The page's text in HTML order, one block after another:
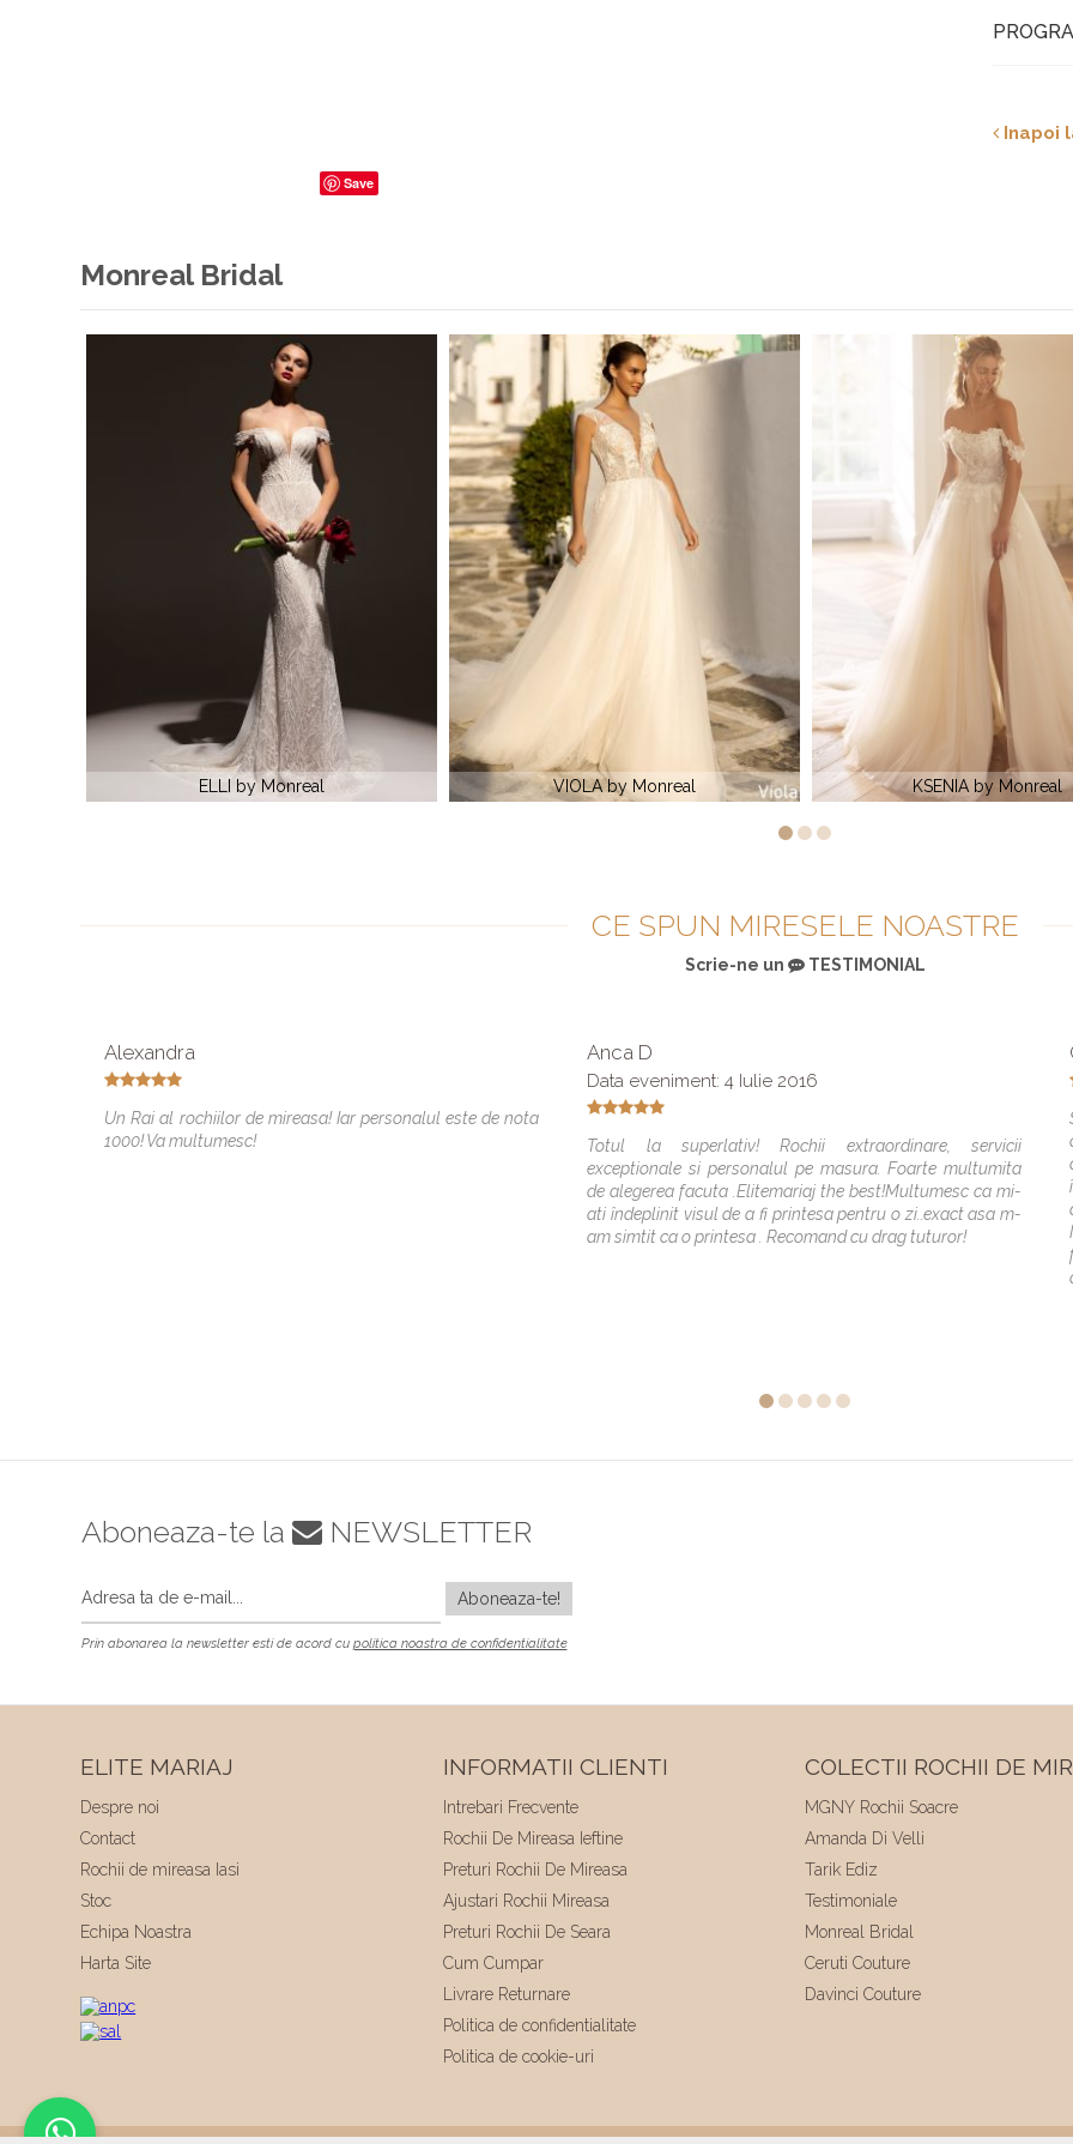
Inapoi
Save
Monreal Bridal
VIOLA by Monreal KSENIA by Monreal LALLI by Monreal
CE SPUN MIRESELE NOASTRE
Scrie-ne un TESTIMONIAL
Alexandra
Un Rai al rochiilor de mireasa! Iar personalul este de nota
1000! Va multumesc!
Anca D
Data eveniment: 4 Iulie 2016
Totul la superlativ! Rochii extraordinare, servicii
exceptionale si personalul pe masura. Foarte multumita
de alegerea facuta .Elitemariaj the best!Multumesc ca mi-
ati îndeplinit visul de a fi printesa pentru o zi..exact asa m-
am simtit ca o printesa . Recomand cu drag tuturor!
Aboneaza-te la NEWSLETTER
Prin abonarea la newsletter esti de acord cu politica noastra de confidentialitate
ELITE MARIAJ
Despre noi
Contact
Rochii de mireasa Iasi
Stoc
Echipa Noastra
Harta Site
INFORMATII CLIENTI
Intrebari Frecvente
Rochii De Mireasa Ieftine
Preturi Rochii De Mireasa
Ajustari Rochii Mireasa
Preturi Rochii De Seara
Cum Cumpar
Livrare Returnare
Politica de confidentialitate
Politica de cookie-uri
COLECTII ROCHII DE
MGNY Rochii Soacre
Amanda Di Velli
Tarik Ediz
Testimoniale
Monreal Bridal
Ceruti Couture
Davinci Couture